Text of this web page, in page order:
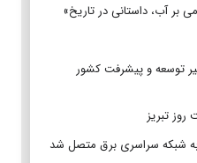
بر آب، داستانی در تاریخ»
توسعه و پیشرفت کشور
روز تبریز
به شبکه سراسری برق متصل شد